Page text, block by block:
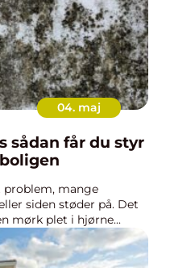
04. maj
mange
siden støder på. Det
mørk plet i hjørne...